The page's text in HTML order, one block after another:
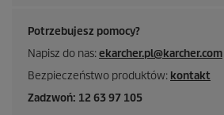
Potrzebujesz pomocy?
Napisz do nas:ekarcher.pl@karcher.com
Bezpieczeństwo produktów: kontakt
Zadzwoń: 12 63 97 105